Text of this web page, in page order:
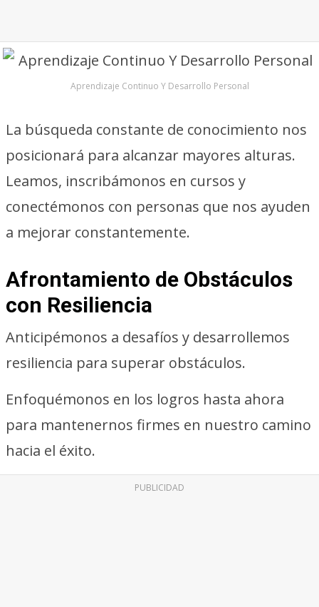
Aprendizaje Continuo Y Desarrollo Personal
La búsqueda constante de conocimiento nos
posicionará para alcanzar mayores alturas.
Leamos, inscribámonos en cursos y
conectémonos con personas que nos ayuden
a mejorar constantemente.
Afrontamiento de Obstáculos
con Resiliencia
Anticipémonos a desafíos y desarrollemos
resiliencia para superar obstáculos.
Enfoquémonos en los logros hasta ahora
para mantenernos firmes en nuestro camino
hacia el éxito.
PUBLICIDAD